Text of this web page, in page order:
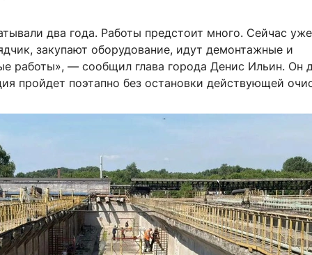
два года. Работы предстоит много. Сейчас уже
закупают оборудование, идут демонтажные и
работы», — сообщил глава города Денис Ильин. Он
пройдет поэтапно без остановки действующей